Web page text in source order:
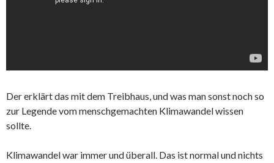
Der erklärt das mit dem Treibhaus, und was man sonst noch so
zur Legende vom menschgemachten Klimawandel wissen
sollte.
Klimawandel war immer und überall. Das ist normal und nichts